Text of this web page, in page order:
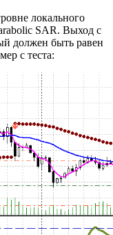
локального
SAR. Выход с
должен быть равен
с теста: